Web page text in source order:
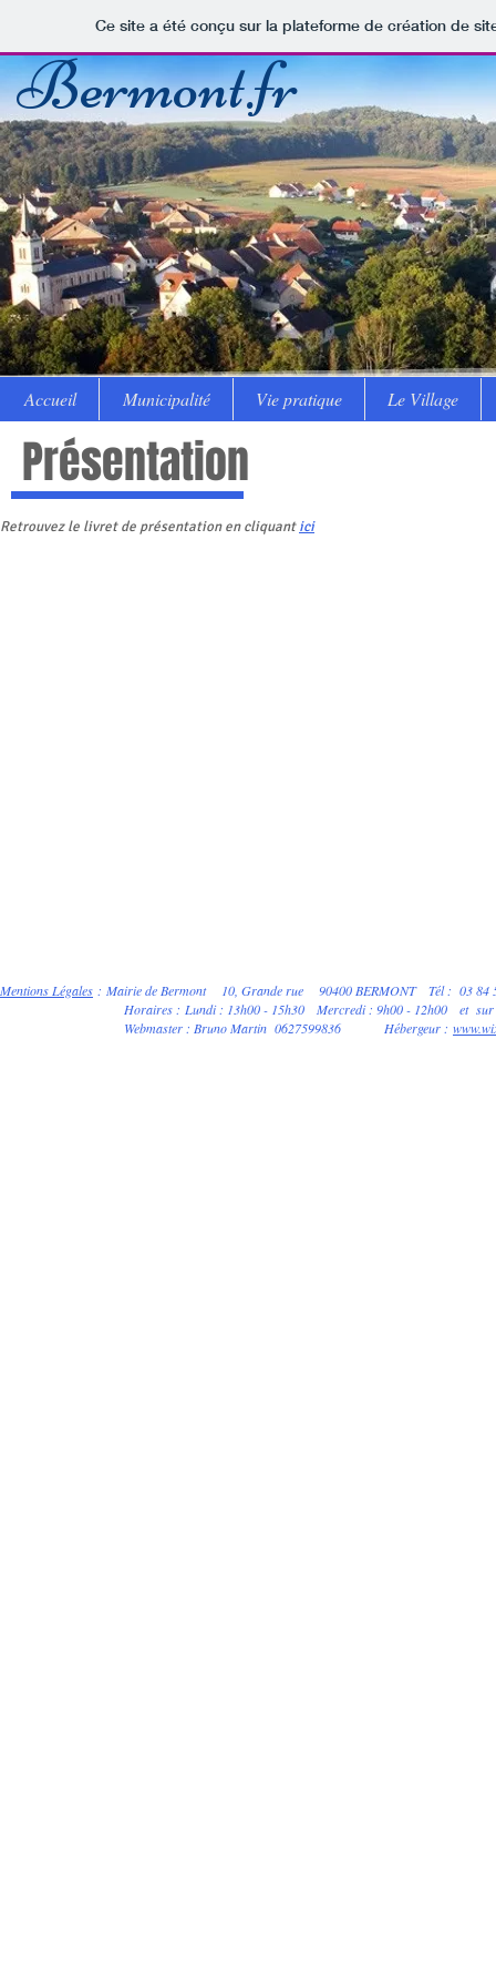
Ce site a été conçu sur la plateforme de création de
Bermont.fr
Accueil Municipalité Vie pratique Le Village
Présentation
Retrouvez le livret de présentation en cliquantici
Mentions Légales : Mairie de Bermont 10, Grande rue 90400 BERMONT Tél : 03
Horaires : Lundi : 13h00 - 15h30 Mercredi : 9h00 - 12h00 et sur
Webmaster : Bruno Martin 0627599836 Hébergeur :